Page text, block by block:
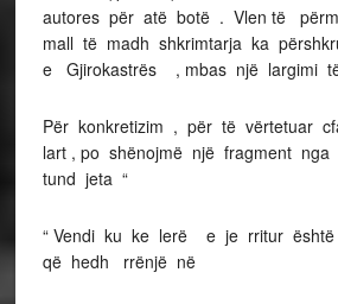
autores për atë botë . Vlen të
mall të madh shkrimtarja ka
e Gjirokastrës , mbas një largimi
Për konkretizim , për të vërtetuar
lart , po shënojmë një fragment
tund jeta “
“ Vendi ku ke lerë e je rritur
që hedh rrënjë në